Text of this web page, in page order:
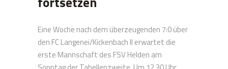
Eine Woche nach dem überzeugenden 7:0 über
den FC Langenei/Kickenbach II erwartet die
erste Mannschaft des FSV Helden am